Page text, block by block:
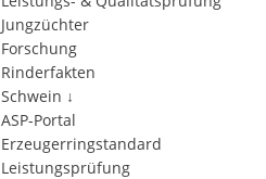
Jungzüchter
Forschung
Rinderfakten
Schwein ↓
ASP-Portal
Erzeugerringstandard
Leistungsprüfung